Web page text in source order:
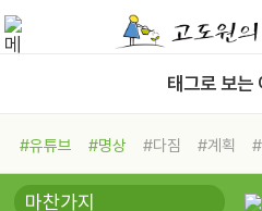
태그로 보는
#유튜브 #명상 #다짐 #계획
#비전캠프
#독서캠프 #삶